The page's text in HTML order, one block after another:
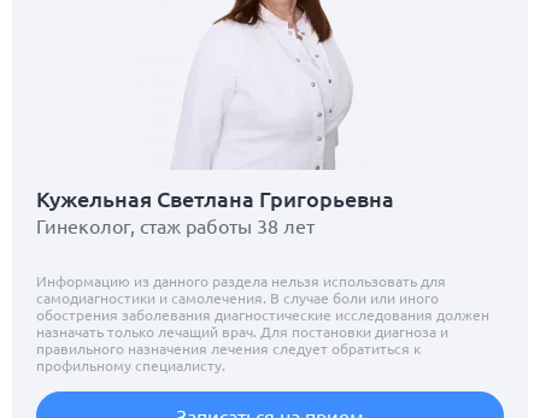
Кужельная Светлана Григорьевна
Гинеколог, стаж работы 38 лет
Информацию из данного раздела нельзя использовать для
самодиагностики и самолечения. В случае боли или иного
обострения заболевания диагностические исследования должен
назначать только лечащий врач. Для постановки диагноза и
правильного назначения лечения следует обратиться к
профильному специалисту.